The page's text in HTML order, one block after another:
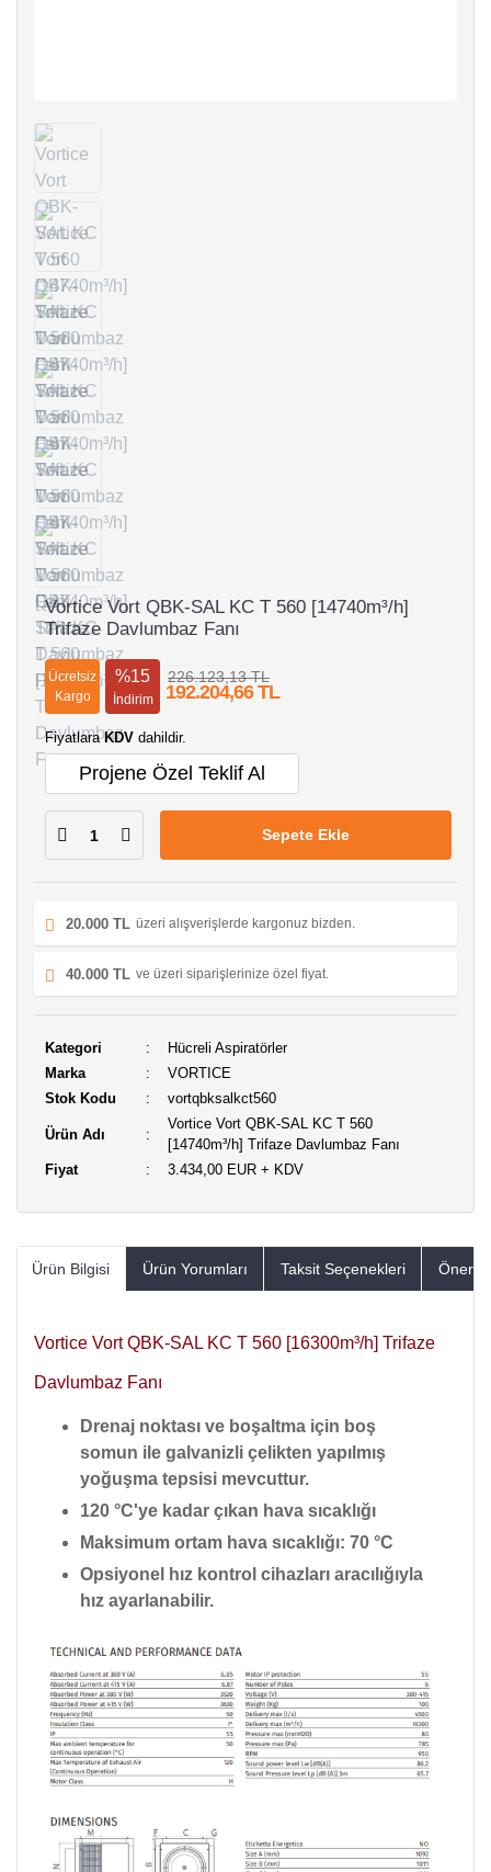
Vortice Vort QBK-SAL KC T 560 [14740m³/h]
Trifaze Davlumbaz Fanı
Ücretsiz
Kargo
%15
İndirim
226.123,13 TL
192.204,66 TL
FiyatlaraKDV dahildir.
Projene Özel Teklif Al
Sepete Ekle
20.000 TL üzeri alışverişlerde kargonuz bizden.
40.000 TL ve üzeri siparişlerinize özel fiyat.
Kategori
Hücreli Aspiratörler
Marka
VORTICE
Stok Kodu
vortqbksalkct560
Ürün Adı
Vortice Vort QBK-SAL KC T 560
[14740m³/h] Trifaze Davlumbaz Fanı
Fiyat
3.434,00 EUR + KDV
Ürün Bilgisi Ürün Yorumları Taksit Seçenekleri
Vortice Vort QBK-SAL KC T 560 [16300m³/h] Trifaze
Davlumbaz Fanı
Drenaj noktası ve boşaltma için boş
somun ile galvanizli çelikten yapılmış
yoğuşma tepsisi mevcuttur.
120 °C'ye kadar çıkan hava sıcaklığı
Maksimum ortam hava sıcaklığı: 70 °C
Opsiyonel hız kontrol cihazları aracılığıyla
hız ayarlanabilir.